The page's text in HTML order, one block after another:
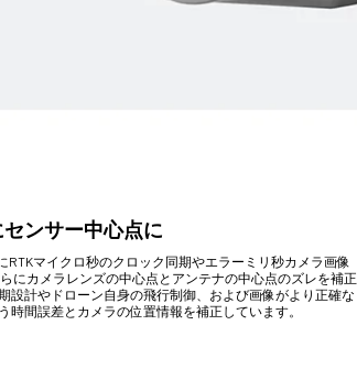
ンサー中心点に
RTKマイクロ秒のクロック同期やエラーミリ秒カメラ画像
にカメラレンズの中心点とアンテナの中心点のズレを補正
設計やドローン自身の飛行制御、および画像がより正確な
時間誤差とカメラの位置情報を補正しています。